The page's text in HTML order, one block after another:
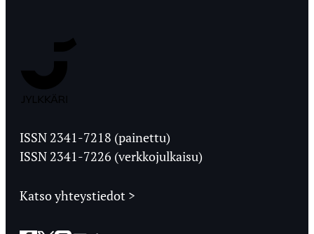
Ylioppilaslehti
ISSN 2341-7218 (painettu)
ISSN 2341-7226 (verkkojulkaisu)
Katso yhteystiedot >